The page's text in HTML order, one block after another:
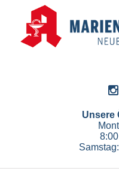
Unsere